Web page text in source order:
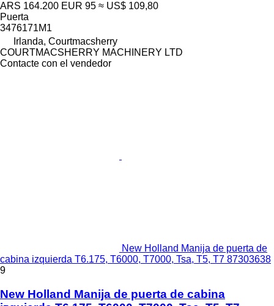
ARS 164.200 EUR 95 ≈ US$ 109,80
Puerta
3476171M1
Irlanda, Courtmacsherry
COURTMACSHERRY MACHINERY LTD
Contacte con el vendedor
New Holland Manija de puerta de
cabina izquierda T6.175, T6000, T7000, Tsa, T5, T7 87303638
9
New Holland Manija de puerta de cabina